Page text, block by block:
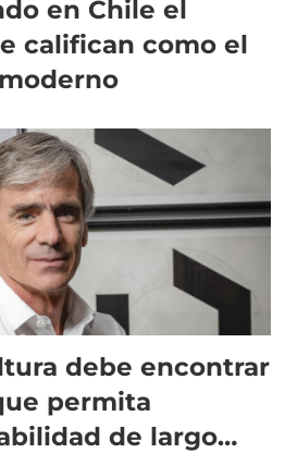
en Chile el
califican como el
debe encontrar
permita
de largo